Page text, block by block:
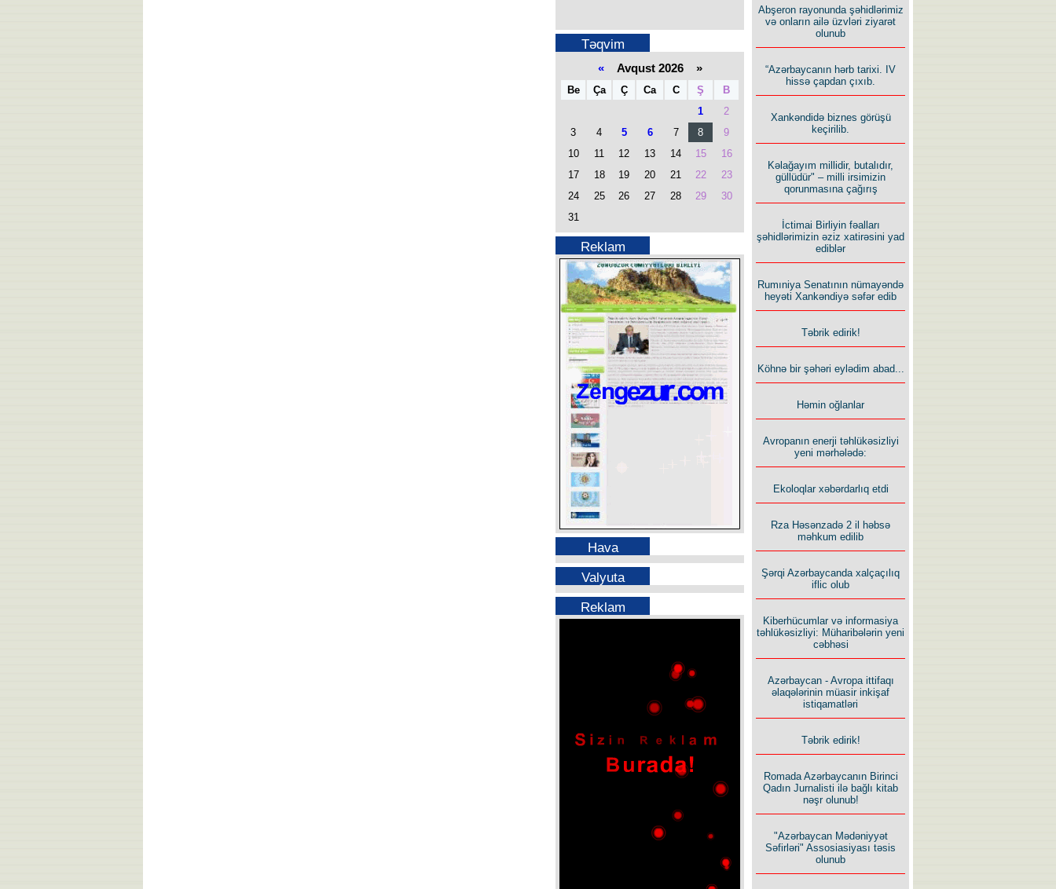
Təqvim
«Avqust 2026 »
Be Ça Ç Ca C Ş
B
1
2
3
4 5 6 7 8
9
10
11 12 13 14 15
16
17
18 19 20 21 22
23
24
25 26 27 28 29
30
31
Reklam
Hava
Valyuta
Reklam
Abşeron rayonunda şəhidlərimiz
və onların ailə üzvləri ziyarət
olunub
“Azərbaycanın hərb tarixi. IV
hissə çapdan çıxıb.
Xankəndidə biznes görüşü
keçirilib.
Kəlağayım millidir, butalıdır,
güllüdür" – milli irsimizin
qorunmasına çağırış
İctimai Birliyin fəalları
şəhidlərimizin əziz xatirəsini yad
ediblər
Rumıniya Senatının nümayəndə
heyəti Xankəndiyə səfər edib
Təbrik edirik!
Köhnə bir şəhəri eylədim abad...
Həmin oğlanlar
Avropanın enerji təhlükəsizliyi
yeni mərhələdə:
Ekoloqlar xəbərdarlıq etdi
Rza Həsənzadə 2 il həbsə
məhkum edilib
Şərqi Azərbaycanda xalçaçılıq
iflic olub
Kiberhücumlar və informasiya
təhlükəsizliyi: Müharibələrin yeni
cəbhəsi
Azərbaycan - Avropa ittifaqı
əlaqələrinin müasir inkişaf
istiqamatləri
Təbrik edirik!
Romada Azərbaycanın Birinci
Qadın Jurnalisti ilə bağlı kitab
nəşr olunub!
"Azərbaycan Mədəniyyət
Səfirləri" Assosiasiyası təsis
olunub